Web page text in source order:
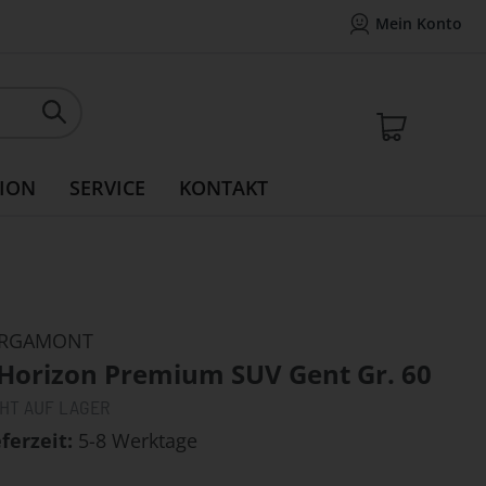
Mein Konto
Mein Konto
SERVICE KONTAKT
Premium SUV Gent Gr. 60
5-8 Werktage